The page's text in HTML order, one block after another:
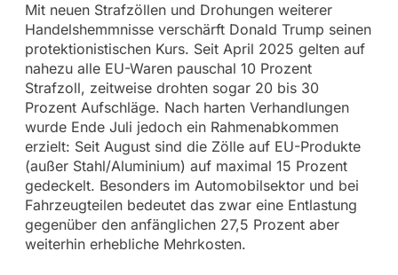
Mit neuen Strafzöllen und Drohungen weiterer
Handelshemmnisse verschärft Donald Trump seinen
protektionistischen Kurs. Seit April 2025 gelten auf
nahezu alle EU-Waren pauschal 10 Prozent
Strafzoll, zeitweise drohten sogar 20 bis 30
Prozent Aufschläge. Nach harten Verhandlungen
wurde Ende Juli jedoch ein Rahmenabkommen
erzielt: Seit August sind die Zölle auf EU-Produkte
(außer Stahl/Aluminium) auf maximal 15 Prozent
gedeckelt. Besonders im Automobilsektor und bei
Fahrzeugteilen bedeutet das zwar eine Entlastung
gegenüber den anfänglichen 27,5 Prozent aber
weiterhin erhebliche Mehrkosten.